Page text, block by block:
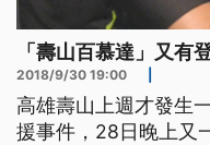
「壽山百慕達」又有
2018/9/30 19:00
高雄壽山上週才發生
援事件，28日晚上又